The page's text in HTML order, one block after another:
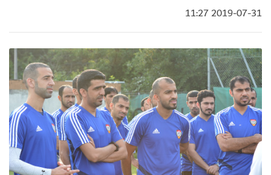
2019-07-31 11:27